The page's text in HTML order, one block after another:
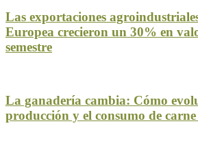
Las exportaciones
Europea crecieron un 30% en
semestre
La ganadería cambia: Cómo
producción y el consumo de